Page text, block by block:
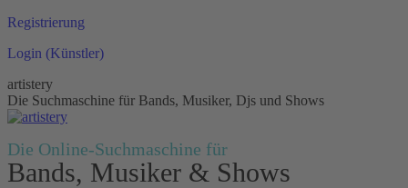
Zum
springen
Registrierung
Login (Künstler)
artistery
Die Suchmaschine für Bands, Musiker, Djs und Shows
Die Online-Suchmaschine für
Bands, Musiker & Shows